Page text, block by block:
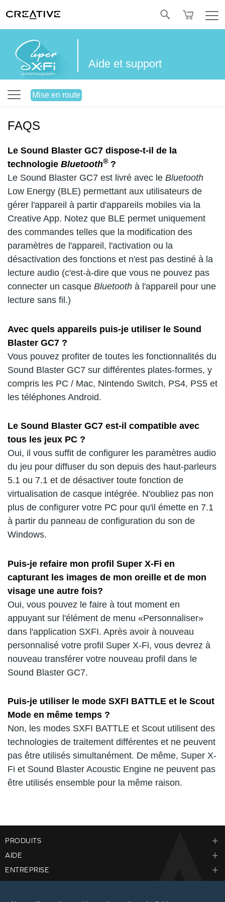
Aide et support
Mise en route
FAQS
Le Sound Blaster GC7 dispose-t-il de la
technologie Bluetooth®?
Le Sound Blaster GC7 est livré avec le Bluetooth
Low Energy (BLE) permettant aux utilisateurs de
gérer l'appareil à partir d'appareils mobiles via la
Creative App. Notez que BLE permet uniquement
des commandes telles que la modification des
paramètres de l'appareil, l'activation ou la
désactivation des fonctions et n'est pas destiné à la
lecture audio (c'est-à-dire que vous ne pouvez pas
connecter un casque Bluetooth à l'appareil pour une
lecture sans fil.)
Avec quels appareils puis-je utiliser le Sound
Blaster GC7 ?
Vous pouvez profiter de toutes les fonctionnalités du
Sound Blaster GC7 sur différentes plates-formes, y
compris les PC / Mac, Nintendo Switch, PS4, PS5 et
les téléphones Android.
Le Sound Blaster GC7 est-il compatible avec
tous les jeux PC ?
Oui, il vous suffit de configurer les paramètres audio
du jeu pour diffuser du son depuis des haut-parleurs
5.1 ou 7.1 et de désactiver toute fonction de
virtualisation de casque intégrée. N'oubliez pas non
plus de configurer votre PC pour qu'il émette en 7.1
à partir du panneau de configuration du son de
Windows.
Puis-je refaire mon profil Super X-Fi en
capturant les images de mon oreille et de mon
visage une autre fois?
Oui, vous pouvez le faire à tout moment en
appuyant sur l'élément de menu «Personnaliser»
dans l'application SXFI. Après avoir à nouveau
personnalisé votre profil Super X-Fi, vous devrez à
nouveau transférer votre nouveau profil dans le
Sound Blaster GC7.
Puis-je utiliser le mode SXFI BATTLE et le Scout
Mode en même temps ?
Non, les modes SXFI BATTLE et Scout utilisent des
technologies de traitement différentes et ne peuvent
pas être utilisés simultanément. De même, Super X-
Fi et Sound Blaster Acoustic Engine ne peuvent pas
être utilisés ensemble pour la même raison.
PRODUITS
AIDE
ENTREPRISE